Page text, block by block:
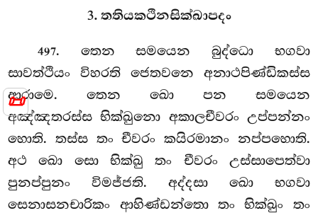
📜
3. තතියකථිනසික්ඛාපදං
497. තෙනසමයෙන බුද්ධො භගවා
සාවත්ථියං විහරති ජෙතවනෙ අනාථපිණ්ඩිකස්ස
ආරාමෙ. තෙන ඛො පන සමයෙන
අඤ්ඤතරස්ස භික්ඛුනො අකාලචීවරං උප්පන්නං
හොති. තස්ස තංචීවරං කයිරමානං නප්පහොති.
අථ ඛො සො භික්ඛු තං චීවරං උස්සාපෙත්වා
පුනප්පුනං විමජ්ජති. අද්දසා ඛො භගවා
සෙනාසනචාරිකං ආහිණ්ඩන්තො තං භික්ඛුං තං